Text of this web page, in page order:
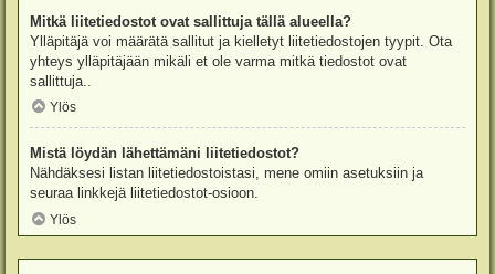
Mitkä liitetiedostot ovat sallittuja tällä alueella?
Ylläpitäjä voi määrätä sallitut ja kielletyt liitetiedostojen tyypit. Ota
yhteys ylläpitäjään mikäli et ole varma mitkä tiedostot ovat
sallittuja..
Ylös
Mistä löydän lähettämäni liitetiedostot?
Nähdäksesi listan liitetiedostoistasi, mene omiin asetuksiin ja
seuraa linkkejä liitetiedostot-osioon.
Ylös